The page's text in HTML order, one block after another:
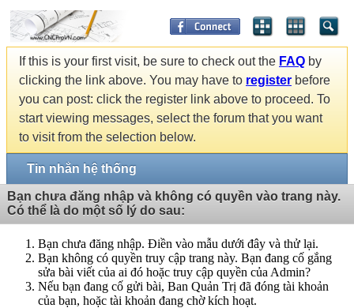
If this is your first visit, be sure to check out the FAQ by
clicking the link above. You may have to register before
you can post: click the register link above to proceed. To
start viewing messages, select the forum that you want
to visit from the selection below.
Tin nhắn hệ thống
Bạn chưa đăng nhập và không có quyền vào trang này.
Có thể là do một số lý do sau:
Bạn chưa đăng nhập. Điền vào mẫu dưới đây và thử lại.
Bạn không có quyền truy cập trang này. Bạn đang cố gắng
sửa bài viết của ai đó hoặc truy cập quyền của Admin?
Nếu bạn đang cố gửi bài, Ban Quản Trị đã đóng tài khoản
của bạn, hoặc tài khoản đang chờ kích hoạt.